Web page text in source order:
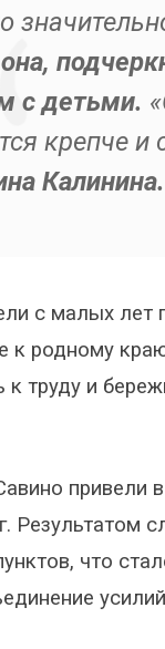
с детьми.
крепче и
Калинина.
с малых
родному
труду и
привели
Результатом
что